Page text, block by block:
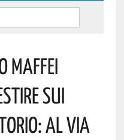
Maffei
Sui
Al Via